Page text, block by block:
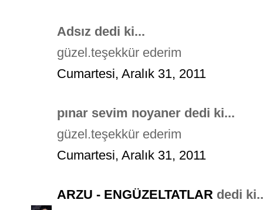
Adsız dedi ki...
güzel.teşekkür ederim
Cumartesi, Aralık 31, 2011
pınar sevim noyaner dedi ki...
güzel.teşekkür ederim
Cumartesi, Aralık 31, 2011
ARZU - ENGÜZELTATLAR dedi